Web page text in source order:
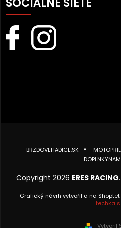
BRZDOVEHADICE.SK
Copyright 2026 ERES RACING
Grafický návrh vytvořil a na
techka
Vytvoril